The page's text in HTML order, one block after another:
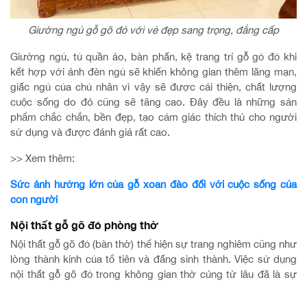
Giường ngủ gỗ gõ đỏ với vẻ đẹp sang trọng, đẳng cấp
Giường ngủ, tủ quần áo, bàn phấn, kệ trang trí gỗ gỏ đỏ khi
kết hợp với ánh đèn ngủ sẽ khiến không gian thêm lãng mạn,
giấc ngủ của chủ nhân vì vậy sẽ được cải thiện, chất lượng
cuộc sống do đó cũng sẽ tăng cao. Đây đều là những sản
phẩm chắc chắn, bền đẹp, tạo cảm giác thích thú cho người
sử dụng và được đánh giá rất cao.
>> Xem thêm:
Sức ảnh hưởng lớn của gỗ xoan đào đối với cuộc sống của
con người
Nội thất gỗ gõ đỏ phòng thờ
Nội thất gỗ gõ đỏ (bàn thờ) thể hiện sự trang nghiêm cũng như
lòng thành kính của tổ tiên và đấng sinh thành. Việc sử dụng
nội thất gỗ gõ đỏ trong không gian thờ cúng từ lâu đã là sự